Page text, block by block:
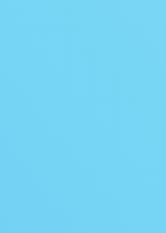
いただけま
るので、クロ
通しが立てや
任せできる感
うと、選考の